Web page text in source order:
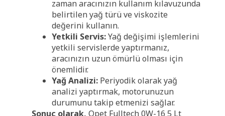
zaman aracınızın kullanım kılavuzunda
belirtilen yağ türü ve viskozite
değerini kullanın.
Yetkili Servis:Yağ değişimi işlemlerini
yetkili servislerde yaptırmanız,
aracınızın uzun ömürlü olması için
önemlidir.
Yağ Analizi: Periyodik olarak yağ
analizi yaptırmak, motorunuzun
durumunu takip etmenizi sağlar.
Sonuç olarak, Opet Fulltech 0W-16 5 Lt